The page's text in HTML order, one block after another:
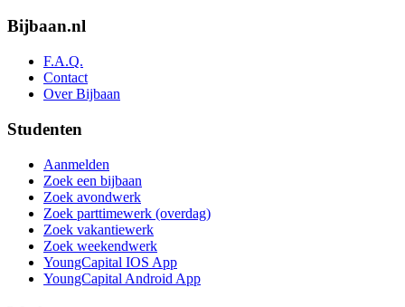
Bijbaan.nl
F.A.Q.
Contact
Over Bijbaan
Studenten
Aanmelden
Zoek een bijbaan
Zoek avondwerk
Zoek parttimewerk (overdag)
Zoek vakantiewerk
Zoek weekendwerk
YoungCapital IOS App
YoungCapital Android App